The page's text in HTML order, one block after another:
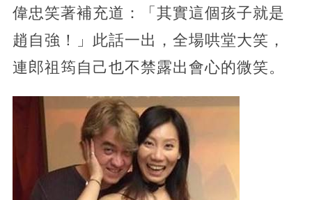
偉忠笑著補充道：「其實這個孩子就是
趙自強！」此話一出，全場哄堂大笑，
連郎祖筠自己也不禁露出會心的微笑。